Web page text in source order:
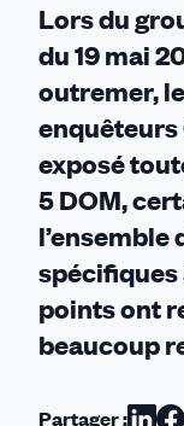
Lors du
du 19 mai
outremer,
enquêteurs
exposé
5 DOM,
l’ensemble
spécifiques
points ont
beaucoup
Partager :